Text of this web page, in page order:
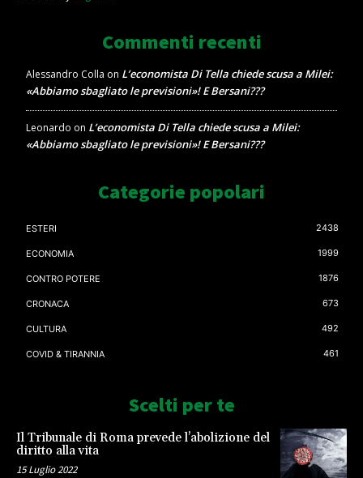
Commenti recenti
Alessandro Colla on L’economista Di Tella chiede scusa a Milei:
«Abbiamo sbagliato le previsioni»! E Bersani???
Leonardo on L’economista Di Tella chiede scusa a Milei:
«Abbiamo sbagliato le previsioni»! E Bersani???
Categorie popolari
ESTERI 2438
ECONOMIA 1999
CONTRO POTERE 1876
CRONACA 673
CULTURA 492
COVID & TIRANNIA 461
Scelti per te
Il Tribunale di Roma prevede l’abolizione del
diritto alla vita
15 Luglio 2022